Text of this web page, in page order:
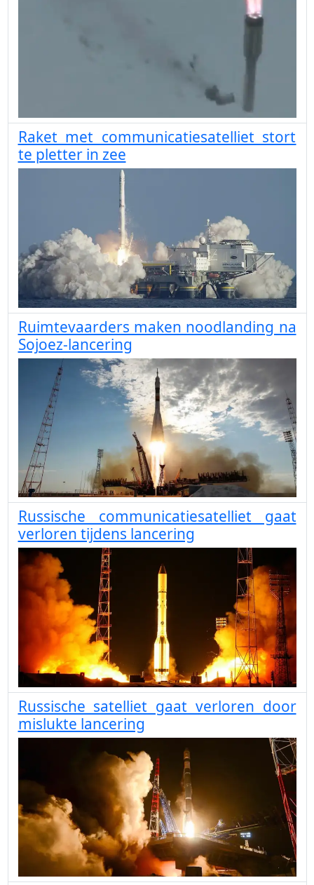
Raket met communicatiesatelliet stort
te pletter in zee
Ruimtevaarders maken noodlanding na
Sojoez-lancering
Russische communicatiesatelliet gaat
verloren tijdens lancering
Russische satelliet gaat verloren door
mislukte lancering